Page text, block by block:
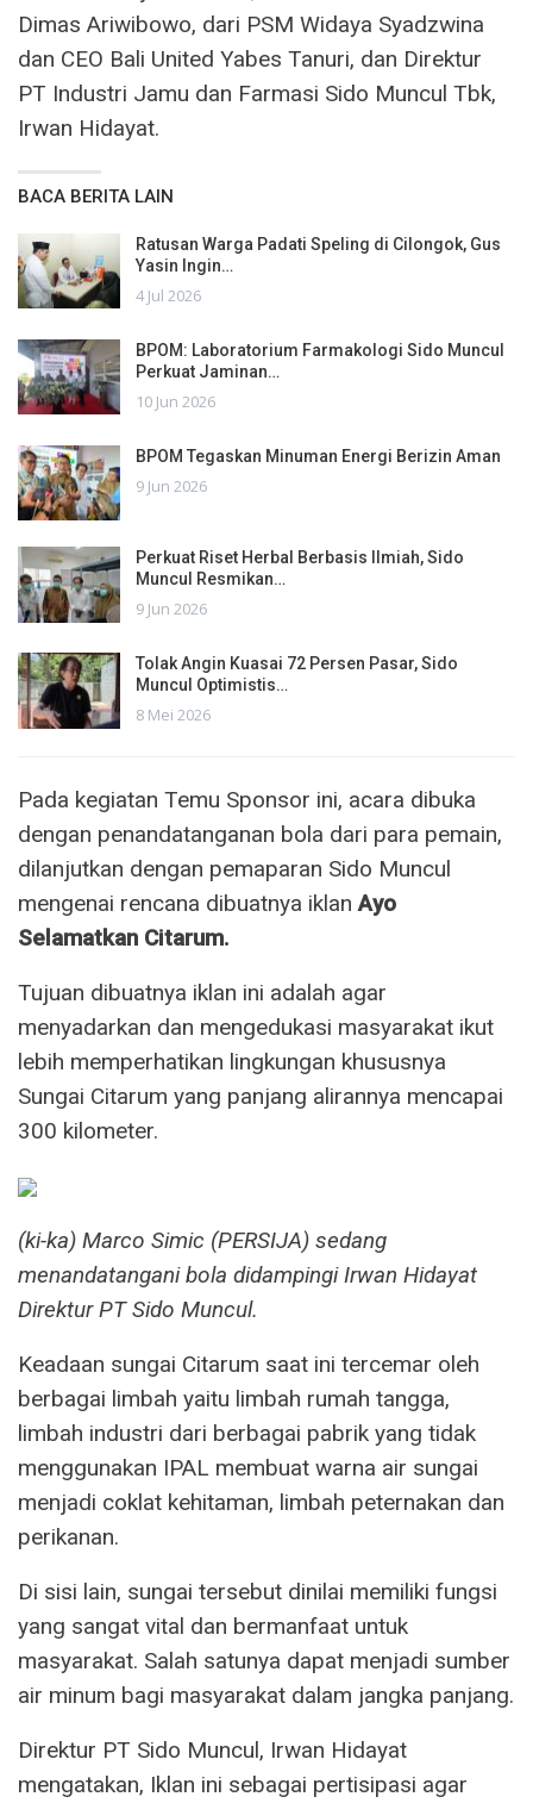
Dimas Ariwibowo, dari PSM Widaya Syadzwina
dan CEO Bali United Yabes Tanuri, dan Direktur
PT Industri Jamu dan Farmasi Sido Muncul Tbk,
Irwan Hidayat.
BACA BERITA LAIN
Ratusan Warga Padati Speling di Cilongok, Gus
Yasin Ingin…
4 Jul 2026
BPOM: Laboratorium Farmakologi Sido Muncul
Perkuat Jaminan…
10 Jun 2026
BPOM Tegaskan Minuman Energi Berizin Aman
9 Jun 2026
Perkuat Riset Herbal Berbasis Ilmiah, Sido
Muncul Resmikan…
9 Jun 2026
Tolak Angin Kuasai 72 Persen Pasar, Sido
Muncul Optimistis…
8 Mei 2026
Pada kegiatan Temu Sponsor ini, acara dibuka
dengan penandatanganan bola dari para pemain,
dilanjutkan dengan pemaparan Sido Muncul
mengenai rencana dibuatnya iklanAyo
Selamatkan Citarum.
Tujuan dibuatnya iklan ini adalah agar
menyadarkan dan mengedukasi masyarakat ikut
lebih memperhatikan lingkungan khususnya
Sungai Citarum yang panjang alirannya mencapai
300 kilometer.
(ki-ka) Marco Simic (PERSIJA) sedang
menandatangani bola didampingi Irwan Hidayat
Direktur PT Sido Muncul.
Keadaan sungai Citarum saat ini tercemar oleh
berbagai limbah yaitu limbah rumah tangga,
limbah industri dari berbagai pabrik yang tidak
menggunakan IPAL membuat warna air sungai
menjadi coklat kehitaman, limbah peternakan dan
perikanan.
Di sisi lain, sungai tersebut dinilai memiliki fungsi
yang sangat vital dan bermanfaat untuk
masyarakat. Salah satunya dapat menjadi sumber
air minum bagi masyarakat dalam jangka panjang.
Direktur PT Sido Muncul, Irwan Hidayat
mengatakan, Iklan ini sebagai pertisipasi agar